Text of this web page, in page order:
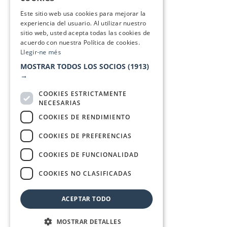
Este sitio web usa cookies para mejorar la
experiencia del usuario. Al utilizar nuestro
sitio web, usted acepta todas las cookies de
acuerdo con nuestra Política de cookies.
Llegir-ne més
MOSTRAR TODOS LOS SOCIOS (1913)
→
COOKIES ESTRICTAMENTE
NECESARIAS
COOKIES DE RENDIMIENTO
COOKIES DE PREFERENCIAS
COOKIES DE FUNCIONALIDAD
COOKIES NO CLASIFICADAS
ACEPTAR TODO
MOSTRAR DETALLES